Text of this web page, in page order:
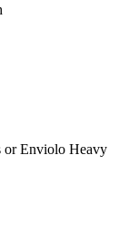
orEnviolo Heavy